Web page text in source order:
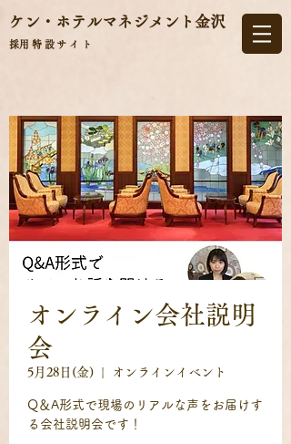
ケン・ホテルマネジメント 金沢
​採用特設サイト
オンライン会社説明
会
5月28日(金) オンラインイベント
Q＆A形式で現場のリアルな声をお届けす
る会社説明会です！